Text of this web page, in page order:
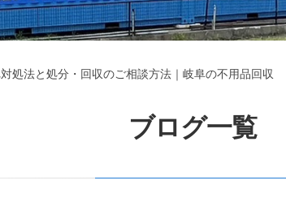
処法と処分・回収のご相談方法｜岐阜の不用品回収
ブログ一覧